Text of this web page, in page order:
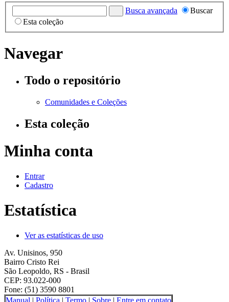
Busca avançada
Buscar
Esta coleção
Navegar
Todo o repositório
Comunidades e Coleções
Esta coleção
Minha conta
Entrar
Cadastro
Estatística
Ver as estatísticas de uso
Av. Unisinos, 950
Bairro Cristo Rei
São Leopoldo, RS - Brasil
CEP: 93.022-000
Fone: (51) 3590 8801
Manual | Política | Termo | Sobre | Entre em contato